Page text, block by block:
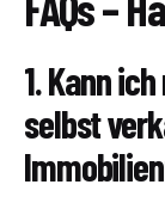
1. Kann
selbst